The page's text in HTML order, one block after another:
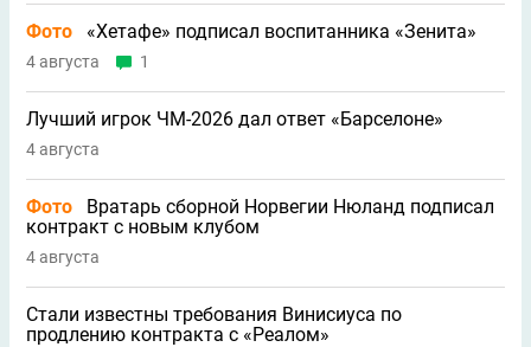
Фото «Хетафе» подписал воспитанника «Зенита»
4 августа 1
Лучший игрок ЧМ-2026 дал ответ «Барселоне»
4 августа
Фото
Вратарь сборной Норвегии Нюланд подписал
контракт с новым клубом
4 августа
Стали известны требования Винисиуса по
продлению контракта с «Реалом»